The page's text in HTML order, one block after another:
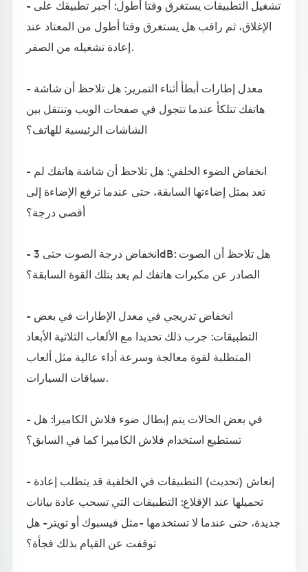
- تشغيل التطبيقات يستغرق وقتا أطول: أجبر تطبيقك على
الإغلاق، ثم راقب هل يستغرق وقتا أطول من المعتاد عند
إعادة تشغيله من الصفر.
- معدل إطارات أبطأ أثناء التمرير: هل تلاحظ أن شاشة
هاتفك تتلكأ عندما تتجول في صفحات الويب وتنتقل بين
الشاشات الرئيسية للهاتف؟
- انخفاض الضوء الخلفي: هل تلاحظ أن شاشة هاتفك لم
تعد بمثل إضاءتها السابقة، حتى عندما ترفع الإضاءة إلى
أقصى درجة؟
- انخفاض درجة الصوت حتى 3dB: هل تلاحظ أن الصوت
الصادر عن مكبرات هاتفك لم يعد بتلك القوة السابقة؟
- انخفاض تدريجي في معدل الإطارات في بعض
التطبيقات: جرب ذلك تحديدا مع الألعاب الثلاثية الأبعاد
المتطلبة لقوة معالجة وسرعة أداء عالية مثل ألعاب
سباقات السيارات.
- في بعض الحالات يتم إبطال ضوء فلاش الكاميرا: هل
تستطيع استخدام فلاش الكاميرا كما في السابق؟
- إنعاش (تحديث) التطبيقات في الخلفية قد يتطلب إعادة
تحميلها عند الإقلاع: التطبيقات التي تسحب عادة بيانات
جديدة، حتى عندما لا تستخدمها -مثل فيسبوك أو تويتر- هل
توقفت عن القيام بذلك فجأة؟